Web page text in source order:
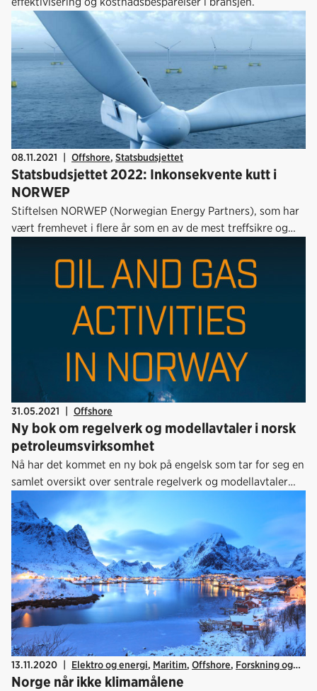
08.11.2021 | Offshore, Statsbudsjettet
Statsbudsjettet 2022: Inkonsekvente kutt i
NORWEP
Stiftelsen NORWEP (Norwegian Energy Partners), som har
vært fremhevet i flere år som en av de mest treffsikre og
internasjonalisering, har av regjeringen fått et kutt over
statsbudsjettet på 30 prosent, det vil si ned fra 34 til 24
31.05.2021 | Offshore
Ny bok om regelverk og modellavtaler i norsk
petroleumsvirksomhet
Nå har det kommet en ny bok på engelsk som tar for seg en
samlet oversikt over sentrale regelverk og modellavtaler
som benyttes i den norske petroleumsvirksomheten. En av
forfatterne er Henrik Inadomi (SVP Legal and Compliance,
Aker Solutions), som er kjent for mange i olje- og
gassbransjen.
13.11.2020 | Elektro og energi, Maritim, Offshore, Forskning og
innovasjon,Energi og klima
Norge når ikke klimamålene